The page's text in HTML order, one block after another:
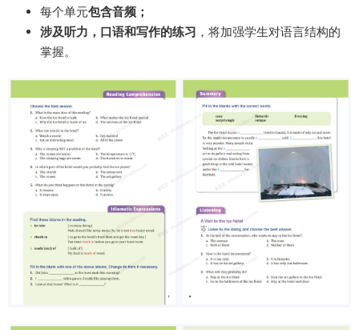
每个单元包含音频；
涉及听力，口语和写作的练习 ，将加强学生对语言结构的
掌握。